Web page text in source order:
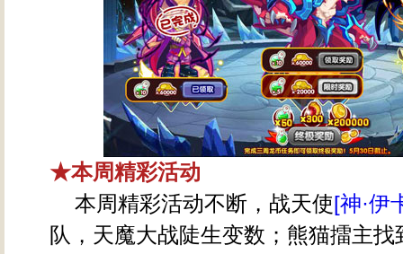
★本周精彩活动
本周精彩活动不断，战天使[神·伊
队，天魔大战陡生变数；熊猫擂主找